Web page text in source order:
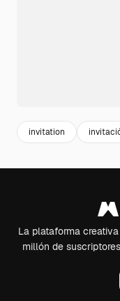
invitation
La plataforma
millón de